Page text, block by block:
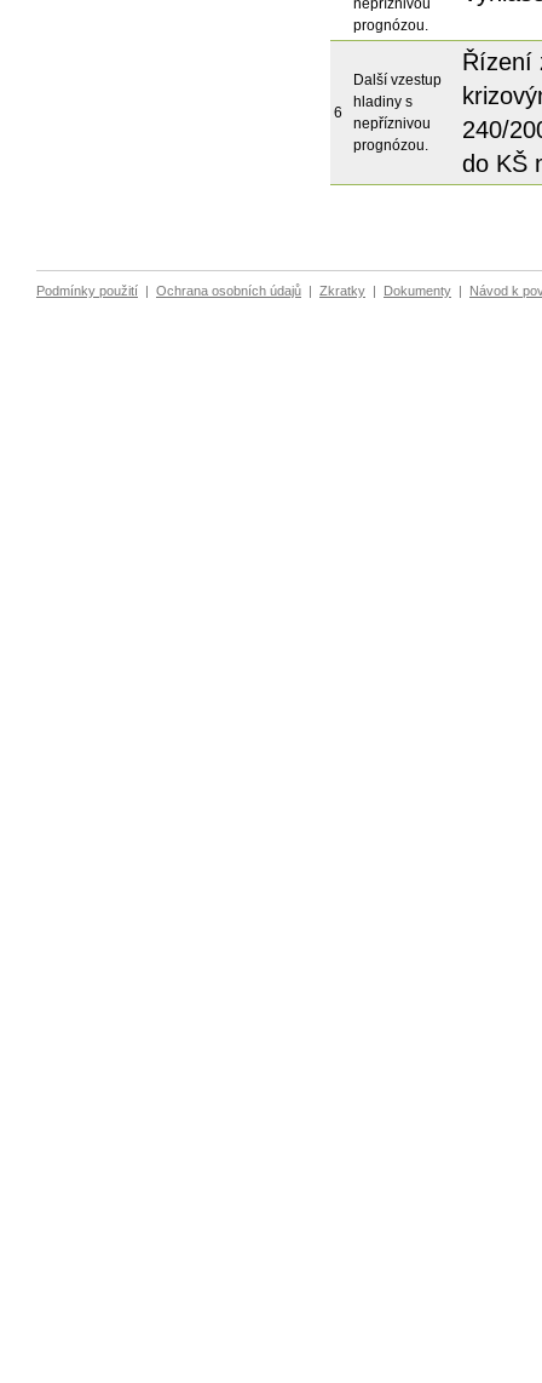
nepříznivou
prognózou.
6
Další vzestup
hladiny s
nepříznivou
prognózou.
Řízení
240/
do KŠ
Podmínky použití | Ochrana osobních údajů | Zkratky | Dokumenty | Návod k